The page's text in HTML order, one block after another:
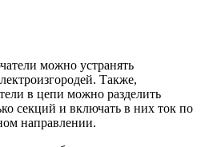
можно устранять
Также,
в цепи можно разделить
секций и включать в них ток по
направлении.